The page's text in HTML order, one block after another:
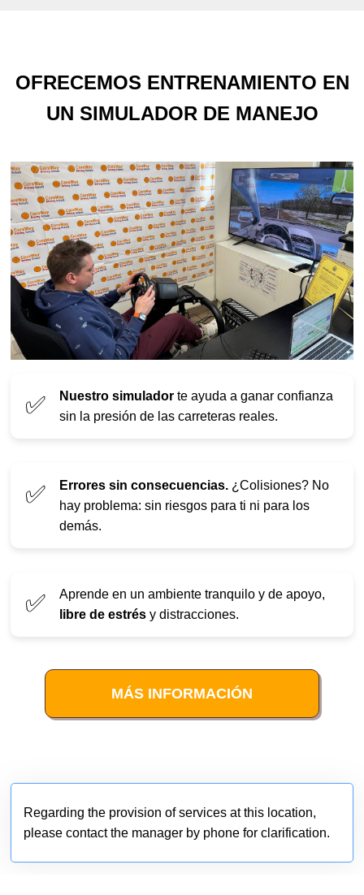
OFRECEMOS ENTRENAMIENTO EN
UN SIMULADOR DE MANEJO
✅ Nuestro simulador te ayuda a ganar confianza
sin la presión de las carreteras reales.
✅ Errores sin consecuencias. ¿Colisiones? No
hay problema: sin riesgos para ti ni para los
demás.
✅
Aprende en un ambiente tranquilo y de apoyo,
libre de estrés y distracciones.
MÁS INFORMACIÓN
Regarding the provision of services at this location,
please contact the manager by phone for clarification.